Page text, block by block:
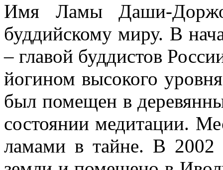
Имя Ламы Даши-Доржо
буддийскому миру. В
– главой буддистов
йогином высокого
был помещен в
состоянии медитации.
ламами в тайне. В 2002